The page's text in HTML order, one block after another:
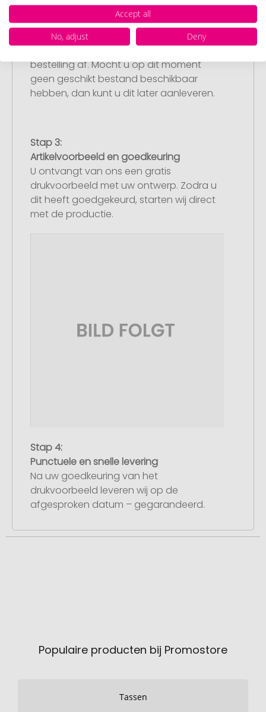
Stap 2:
Upload van uw logo of ontwerp
Upload uw logo of ontwerp op onze
afrekenpagina (checkout) en rond uw
bestelling af. Mocht u op dit moment
geen geschikt bestand beschikbaar
hebben, dan kunt u dit later aanleveren.
Stap 3:
Artikelvoorbeeld en goedkeuring
U ontvangt van ons een gratis
drukvoorbeeld met uw ontwerp. Zodra u
dit heeft goedgekeurd, starten wij direct
met de productie.
Stap 4:
Punctuele en snelle levering
Na uw goedkeuring van het
drukvoorbeeld leveren wij op de
afgesproken datum – gegarandeerd.
Populaire producten bij Promostore
Tassen
Accept all
No, adjust
Deny